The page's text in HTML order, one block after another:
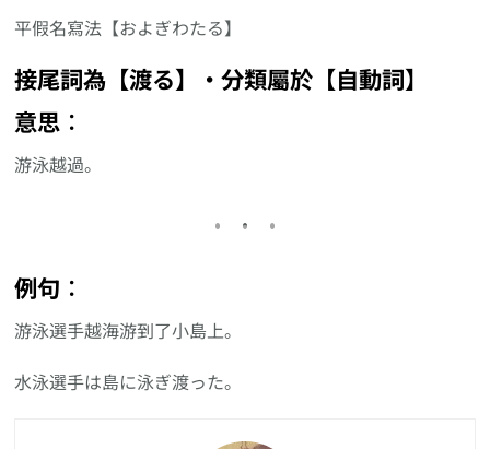
平假名寫法【およぎわたる】
接尾詞為【渡る】‧分類屬於【自動詞】
意思︰
游泳越過。
例句︰
游泳選手越海游到了小島上。
水泳選手は島に泳ぎ渡った。